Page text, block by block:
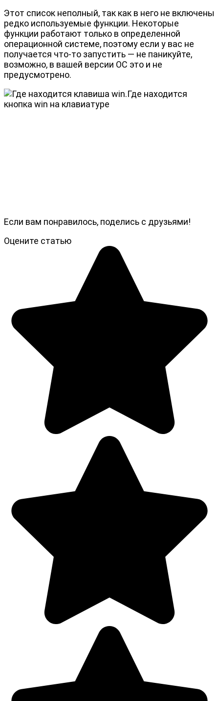
Этот список неполный, так как в него не включены
редко используемые функции. Некоторые
функции работают только в определенной
операционной системе, поэтому если у вас не
получается что-то запустить — не паникуйте,
возможно, в вашей версии ОС это и не
предусмотрено.
Если вам понравилось, поделись с друзьями!
Оцените статью